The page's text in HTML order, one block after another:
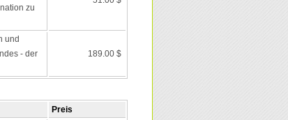
zu
und
- der
189.00 $
Preis